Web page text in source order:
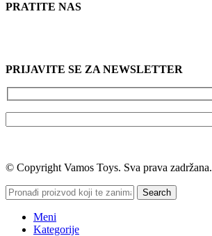
PRATITE NAS
PRIJAVITE SE ZA NEWSLETTER
© Copyright Vamos Toys. Sva prava zadržana.
Search
Meni
Kategorije